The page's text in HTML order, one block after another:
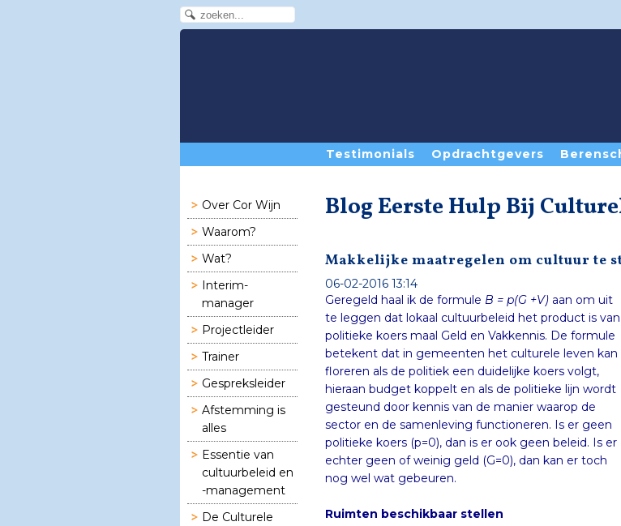
Testimonials Opdrachtgevers
Over Cor Wijn
Waarom?
Wat?
Interim-
manager
Projectleider
Trainer
Gespreksleider
Afstemming is
alles
Essentie van
cultuurbeleid en
-management
De Culturele
Blog Eerste Hulp Bij
Makkelijke maatregelen om cultuur te
06-02-2016 13:14
Geregeld haal ik de formule B = p(G +V) aan om uit
te leggen dat lokaal cultuurbeleid het product is van
politieke koers maal Geld en Vakkennis. De formule
betekent dat in gemeenten het culturele leven kan
floreren als de politiek een duidelijke koers volgt,
hieraan budget koppelt en als de politieke lijn wordt
gesteund door kennis van de manier waarop de
sector en de samenleving functioneren. Is er geen
politieke koers (p=0), dan is er ook geen beleid. Is er
echter geen of weinig geld (G=0), dan kan er toch
nog wel wat gebeuren.
Ruimten beschikbaar stellen